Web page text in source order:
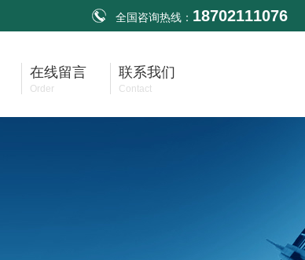
全国咨询热线： 18702111076
在线留言
Order
联系我们
Contact